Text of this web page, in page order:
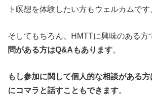
ト瞑想を体験したい方もウェルカムです
そしてもちろん、HMTTに興味のある方
問がある方はQ&Aもあります。
もし参加に関して個人的な相談がある
にコマラと話すこともできます。